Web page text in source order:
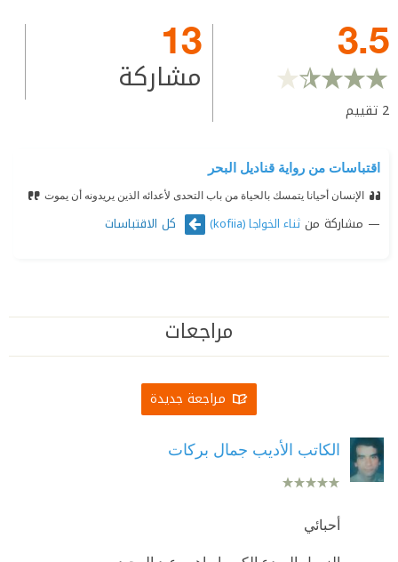
3.5
2 تقييم
13
مشاركة
اقتباسات من رواية قناديل البحر
الإنسان أحيانا يتمسك بالحياة من باب التحدى لأعدائه الذين يريدونه أن يموت
مشاركة من ثناء الخواجا (kofiia) كل الاقتباسات
مراجعات
مراجعة جديدة
الكاتب الأديب جمال بركات
أحبائي